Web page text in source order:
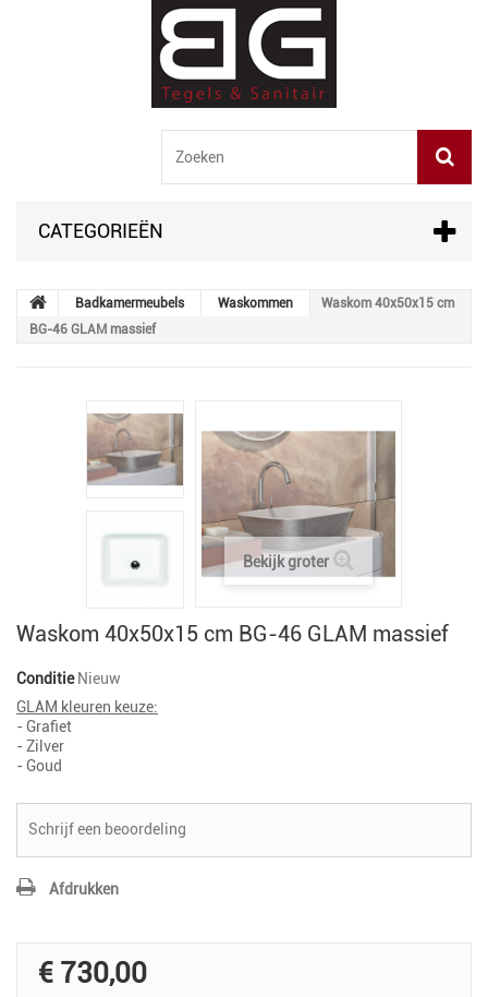
CATEGORIEËN
Badkamermeubels Waskommen
Waskom 40x50x15 cm
BG-46 GLAM massief
Bekijk groter
Waskom 40x50x15 cm BG-46 GLAM massief
Conditie Nieuw
GLAM kleuren keuze:
- Grafiet
- Zilver
- Goud
Schrijf een beoordeling
Afdrukken
€ 730,00